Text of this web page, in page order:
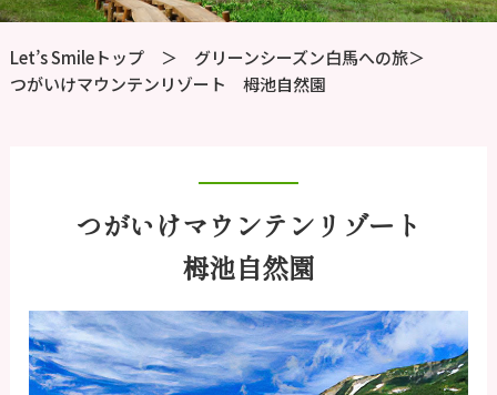
Let’s Smileトップ＞ グリーンシーズン白馬への旅＞
つがいけマウンテンリゾート 栂池自然園
つがいけマウンテンリゾート
栂池自然園